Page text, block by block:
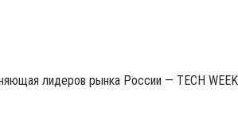
лидеров рынка России — TECH